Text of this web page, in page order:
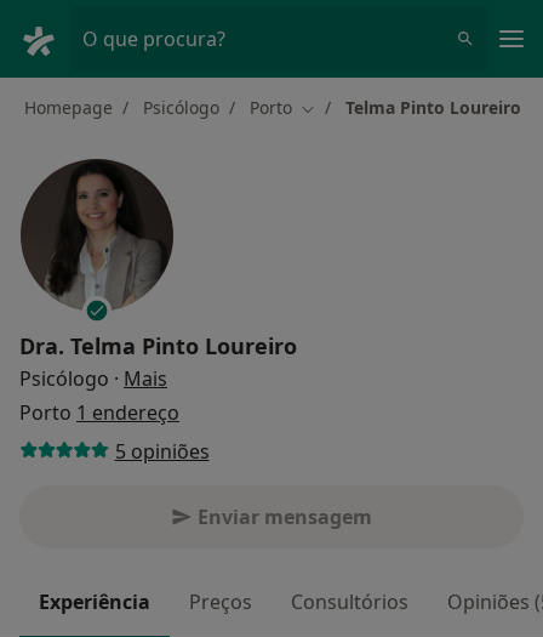
O que procura?
Homepage Psicólogo Porto Mudar de cidade
Telma Pinto Loureiro
Dra. Telma Pinto Loureiro
Psicólogo · Mais
Porto 1 endereço
5 opiniões
Enviar mensagem
Experiência Preços Consultórios Opiniões